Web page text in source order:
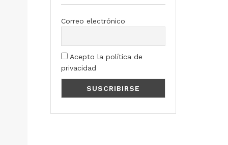
Correo electrónico
Acepto la política de
privacidad